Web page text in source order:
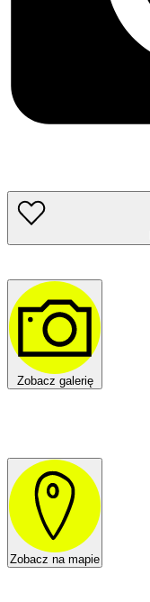
Zobacz galerię
Zobacz na mapie